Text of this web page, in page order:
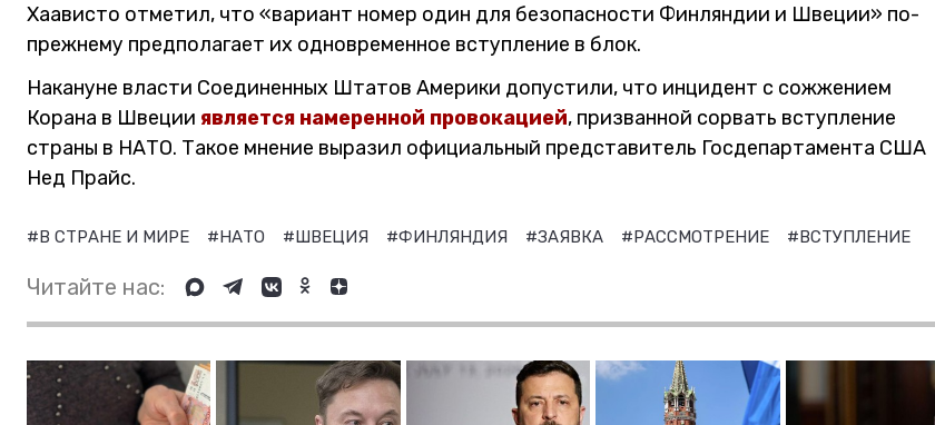
Хаависто отметил, что «вариант номер один для безопасности Финляндии и Швеции» по-
прежнему предполагает их одновременное вступление в блок.
Накануне власти Соединенных Штатов Америки допустили, что инцидент с сожжением
Корана в Швеции является намеренной провокацией, призванной сорвать вступление
страны в НАТО. Такое мнение выразил официальный представитель Госдепартамента США
Нед Прайс.
#В СТРАНЕ И МИРЕ #НАТО #ШВЕЦИЯ #ФИНЛЯНДИЯ #ЗАЯВКА #РАССМОТРЕНИЕ #ВСТУПЛЕНИЕ
Читайте нас: